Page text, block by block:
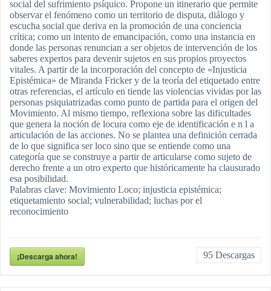
social del sufrimiento psíquico. Propone un itinerario que permite
observar el fenómeno como un territorio de disputa, diálogo y
escucha social que deriva en la promoción de una conciencia
crítica; como un intento de emancipación, como una instancia en
donde las personas renuncian a ser objetos de intervención de los
saberes expertos para devenir sujetos en sus propios proyectos
vitales. A partir de la incorporación del concepto de «Injusticia
Epistémica» de Miranda Fricker y de la teoría del etiquetado entre
otras referencias, el artículo en tiende las violencias vividas por las
personas psiquiatrizadas como punto de partida para el origen del
Movimiento. Al mismo tiempo, reflexiona sobre las dificultades
que genera la noción de locura como eje de identificación e n l a
articulación de las acciones. No se plantea una definición cerrada
de lo que significa ser loco sino que se entiende como una
categoría que se construye a partir de articularse como sujeto de
derecho frente a un otro experto que históricamente ha clausurado
esa posibilidad.
Palabras clave: Movimiento Loco; injusticia epistémica;
etiquetamiento social; vulnerabilidad; luchas por el
reconocimiento
¡Descarga ahora! 95 Descargas